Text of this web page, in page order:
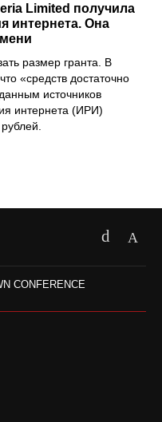
Limited получила
интернета. Она
размер гранта. В
«средств достаточно
источников
интернета (ИРИ)
CONFERENCE